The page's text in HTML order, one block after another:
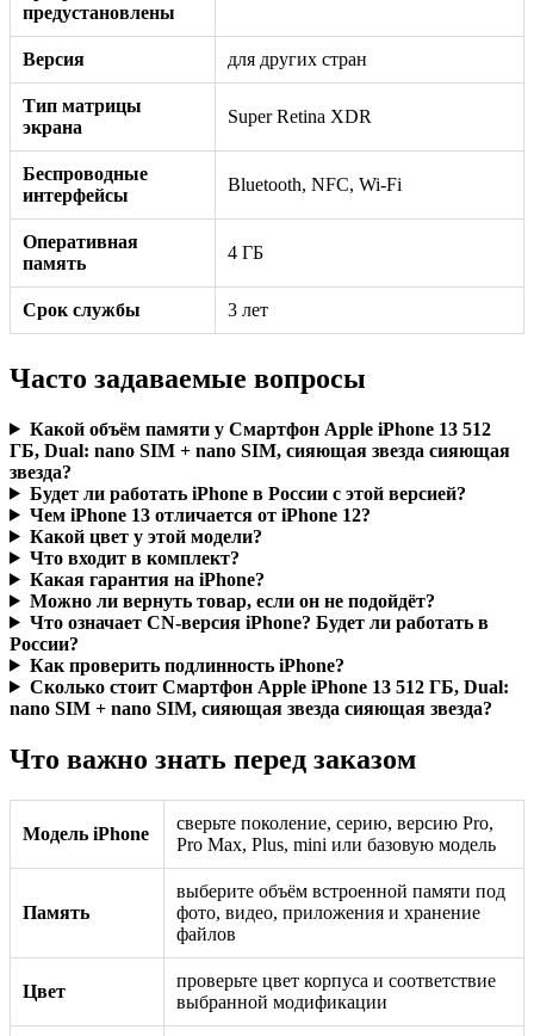
предустановлены
Версия для других стран
Тип матрицы
экрана
Super Retina XDR
Беспроводные
интерфейсы
Bluetooth, NFC, Wi-Fi
Оперативная
память
4 ГБ
Срок службы 3 лет
Часто задаваемые вопросы
Какой объём памяти у Смартфон Apple iPhone 13 512
ГБ, Dual: nano SIM + nano SIM, сияющая звезда сияющая
звезда?
Будет ли работать iPhone в России с этой версией?
Чем iPhone 13 отличается от iPhone 12?
Какой цвет у этой модели?
Что входит в комплект?
Какая гарантия на iPhone?
Можно ли вернуть товар, если он не подойдёт?
Что означает CN-версия iPhone? Будет ли работать в
России?
Как проверить подлинность iPhone?
Сколько стоит Смартфон Apple iPhone 13 512 ГБ, Dual:
nano SIM + nano SIM, сияющая звезда сияющая звезда?
Что важно знать перед заказом
Модель iPhone
сверьте поколение, серию, версию Pro,
Pro Max, Plus, mini или базовую модель
Память
выберите объём встроенной памяти под
фото, видео, приложения и хранение
файлов
Цвет
проверьте цвет корпуса и соответствие
выбранной модификации